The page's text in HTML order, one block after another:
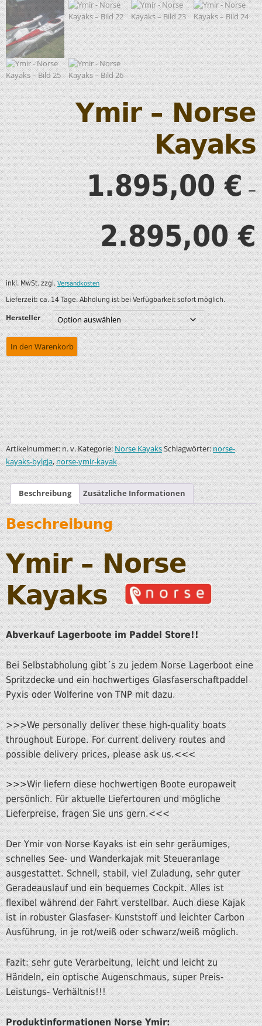
Ymir – Norse
Kayaks
1.895,00€–
2.895,00€
inkl. MwSt. zzgl. Versandkosten
Lieferzeit:ca. 14 Tage. Abholung ist bei Verfügbarkeit sofort möglich.
Hersteller
In den Warenkorb
Artikelnummer:n. v. Kategorie:Norse KayaksSchlagwörter:norse-
kayaks-bylgja,norse-ymir-kayak
Beschreibung Zusätzliche Informationen
Beschreibung
Ymir – Norse
Kayaks
Abverkauf Lagerboote im Paddel Store!!
Bei Selbstabholung gibt´s zu jedem Norse Lagerboot eine
Spritzdecke und ein hochwertiges Glasfaserschaftpaddel
Pyxis oder Wolferine von TNP mit dazu.
>>>We personally deliver these high-quality boats
throughout Europe. For current delivery routes and
possible delivery prices, please ask us.<<<
>>>Wir liefern diese hochwertigen Boote europaweit
persönlich. Für aktuelle Liefertouren und mögliche
Lieferpreise, fragen Sie uns gern.<<<
Der Ymir von Norse Kayaks ist ein sehr geräumiges,
schnelles See- und Wanderkajak mit Steueranlage
ausgestattet. Schnell, stabil, viel Zuladung, sehr guter
Geradeauslauf und ein bequemes Cockpit. Alles ist
flexibel während der Fahrt verstellbar. Auch diese Kajak
ist in robuster Glasfaser- Kunststoff und leichter Carbon
Ausführung, in je rot/weiß oder schwarz/weiß möglich.
Fazit: sehr gute Verarbeitung, leicht und leicht zu
Händeln, ein optische Augenschmaus, super Preis-
Leistungs- Verhältnis!!!
Produktinformationen Norse Ymir: